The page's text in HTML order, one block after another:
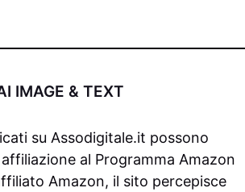
IMAGE & TEXT
su Assodigitale.it possono
al Programma Amazon
Amazon, il sito percepisce